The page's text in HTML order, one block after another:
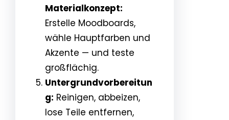
Materialkonzept:
Erstelle Moodboards,
wähle Hauptfarben und
Akzente — und teste
großflächig.
Untergrundvorbereitun
g: Reinigen, abbeizen,
lose Teile entfernen,